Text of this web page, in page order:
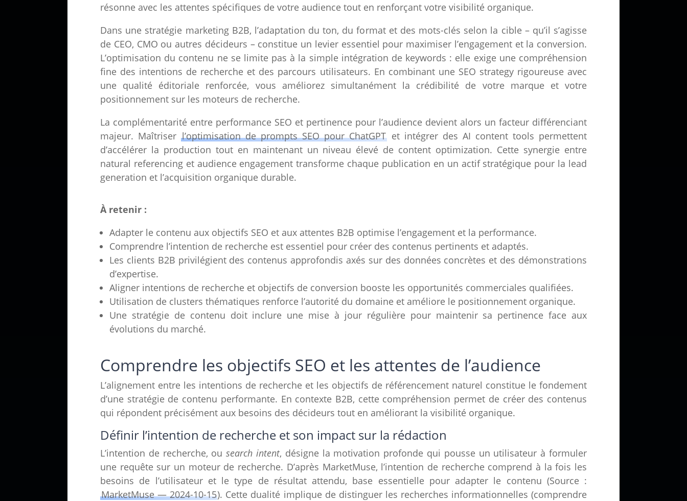
résonne avec les attentes spécifiques de votre audience tout en renforçant votre visibilité organique.
Dans une stratégie marketing B2B, l’adaptation du ton, du format et des mots-clés selon la cible – qu’il s’agisse
de CEO, CMO ou autres décideurs – constitue un levier essentiel pour maximiser l’engagement et la conversion.
L’optimisation du contenu ne se limite pas à la simple intégration de keywords : elle exige une compréhension
fine des intentions de recherche et des parcours utilisateurs. En combinant une SEO strategy rigoureuse avec
une qualité éditoriale renforcée, vous améliorez simultanément la crédibilité de votre marque et votre
positionnement sur les moteurs de recherche.
La complémentarité entre performance SEO et pertinence pour l’audience devient alors un facteur différenciant
majeur. Maîtriserl’optimisation de prompts SEO pour ChatGPTet intégrer des AI content tools permettent
d’accélérer la production tout en maintenant un niveau élevé de content optimization. Cette synergie entre
natural referencing et audience engagement transforme chaque publication en un actif stratégique pour la lead
generation et l’acquisition organique durable.
À retenir :
Adapter le contenu aux objectifs SEO et aux attentes B2B optimise l’engagement et la performance.
Comprendre l’intention de recherche est essentiel pour créer des contenus pertinents et adaptés.
Les clients B2B privilégient des contenus approfondis axés sur des données concrètes et des démonstrations
d’expertise.
Aligner intentions de recherche et objectifs de conversion booste les opportunités commerciales qualifiées.
Utilisation de clusters thématiques renforce l’autorité du domaine et améliore le positionnement organique.
Une stratégie de contenu doit inclure une mise à jour régulière pour maintenir sa pertinence face aux
évolutions du marché.
Comprendre les objectifs SEO et les attentes de l’audience
L’alignement entre les intentions de recherche et les objectifs de référencement naturel constitue le fondement
d’une stratégie de contenu performante. En contexte B2B, cette compréhension permet de créer des contenus
qui répondent précisément aux besoins des décideurs tout en améliorant la visibilité organique.
Définir l’intention de recherche et son impact sur la rédaction
L’intention de recherche, ousearch intent, désigne la motivation profonde qui pousse un utilisateur à formuler
une requête sur un moteur de recherche. D’après MarketMuse, l’intention de recherche comprend à la fois les
besoins de l’utilisateur et le type de résultat attendu, base essentielle pour adapter le contenu (Source :
MarketMuse — 2024-10-15). Cette dualité implique de distinguer les recherches informationnelles (comprendre